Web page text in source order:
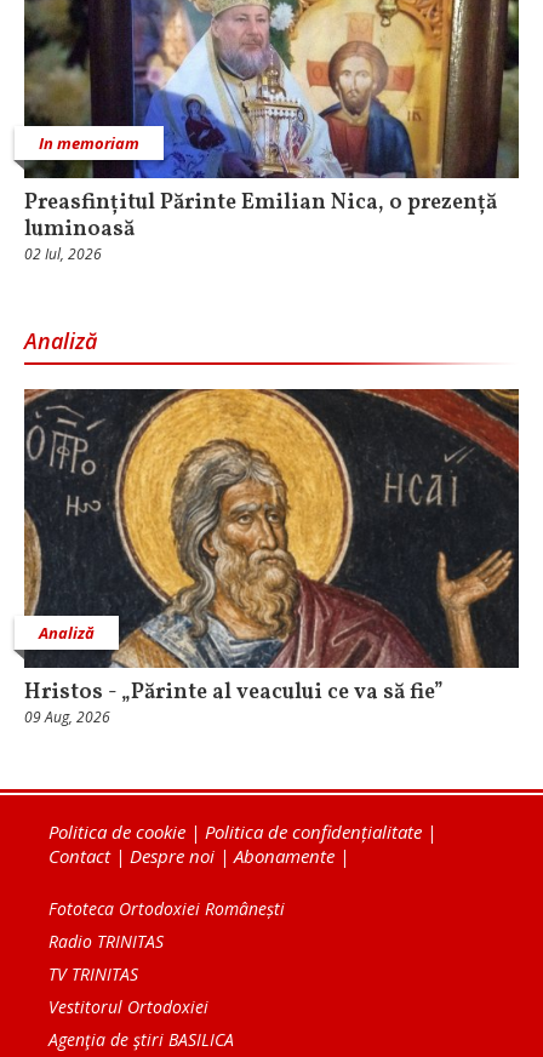
In memoriam
Preasfințitul Părinte Emilian Nica, o prezență
luminoasă
02 Iul, 2026
Analiză
Analiză
Hristos - „Părinte al veacului ce va să fie”
09 Aug, 2026
Politica de cookie | Politica de confidențialitate |
Contact| Despre noi | Abonamente |
Fototeca Ortodoxiei Românești
Radio TRINITAS
TV TRINITAS
Vestitorul Ortodoxiei
Agenţia de ştiri BASILICA